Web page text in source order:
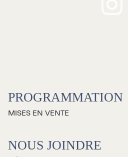
Promotions
Cartes-cadeaux
PROGRAMMATION
MISES EN VENTE
NOUS JOINDRE